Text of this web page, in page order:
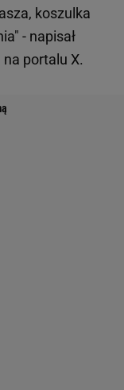
koszulka
- napisał
portalu X.